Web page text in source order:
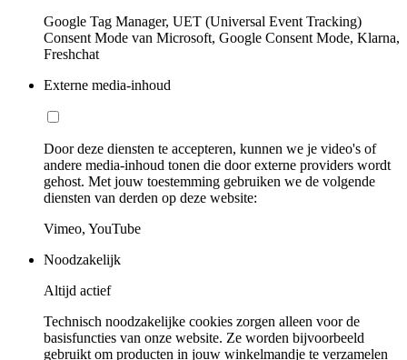
Google Tag Manager, UET (Universal Event Tracking)
Consent Mode van Microsoft, Google Consent Mode, Klarna,
Freshchat
Externe media-inhoud
Door deze diensten te accepteren, kunnen we je video's of
andere media-inhoud tonen die door externe providers wordt
gehost. Met jouw toestemming gebruiken we de volgende
diensten van derden op deze website:
Vimeo, YouTube
Noodzakelijk
Altijd actief
Technisch noodzakelijke cookies zorgen alleen voor de
basisfuncties van onze website. Ze worden bijvoorbeeld
gebruikt om producten in jouw winkelmandje te verzamelen